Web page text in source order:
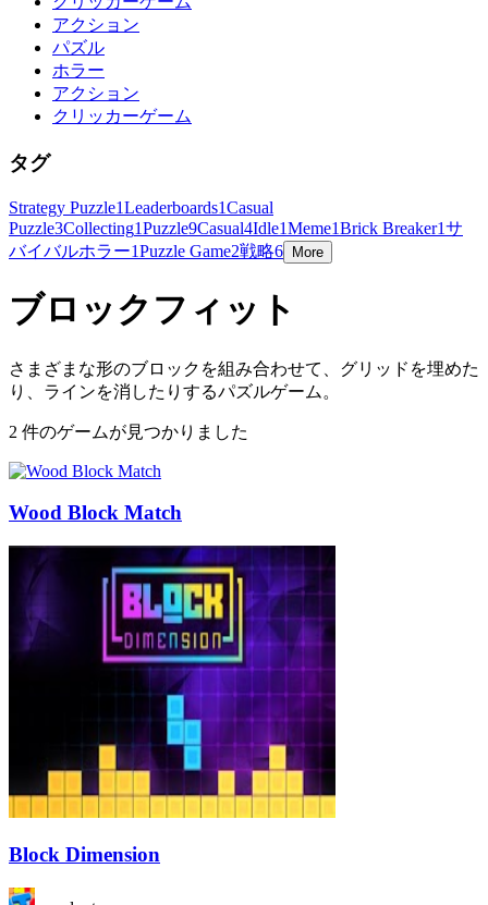
アクション
パズル
ホラー
アクション
クリッカーゲーム
タグ
Strategy Puzzle1Leaderboards1Casual
Puzzle3Collecting1Puzzle9Casual4Idle1Meme1Brick Breaker1サ
バイバルホラー1Puzzle Game2戦略6 More
ブロックフィット
さまざまな形のブロックを組み合わせて、グリッドを埋めた
り、ラインを消したりするパズルゲーム。
2 件のゲームが見つかりました
Wood Block Match
Block Dimension